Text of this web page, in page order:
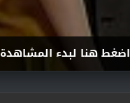
اضغط هنا لبدء المشاهدة